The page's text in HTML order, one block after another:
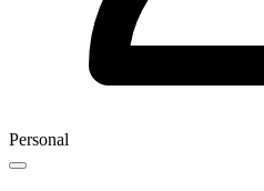
Personal